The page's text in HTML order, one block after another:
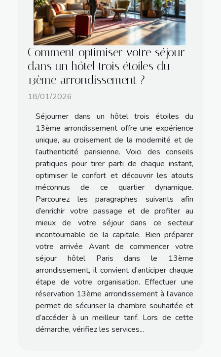
Comment optimiser votre séjour
dans un hôtel trois étoiles du
13ème arrondissement ?
18/01/2026
Séjourner dans un hôtel trois étoiles du
13ème arrondissement offre une expérience
unique, au croisement de la modernité et de
l’authenticité parisienne. Voici des conseils
pratiques pour tirer parti de chaque instant,
optimiser le confort et découvrir les atouts
méconnus de ce quartier dynamique.
Parcourez les paragraphes suivants afin
d’enrichir votre passage et de profiter au
mieux de votre séjour dans ce secteur
incontournable de la capitale. Bien préparer
votre arrivée Avant de commencer votre
séjour hôtel Paris dans le 13ème
arrondissement, il convient d’anticiper chaque
étape de votre organisation. Effectuer une
réservation 13ème arrondissement à l’avance
permet de sécuriser la chambre souhaitée et
d’accéder à un meilleur tarif. Lors de cette
démarche, vérifiez les services...